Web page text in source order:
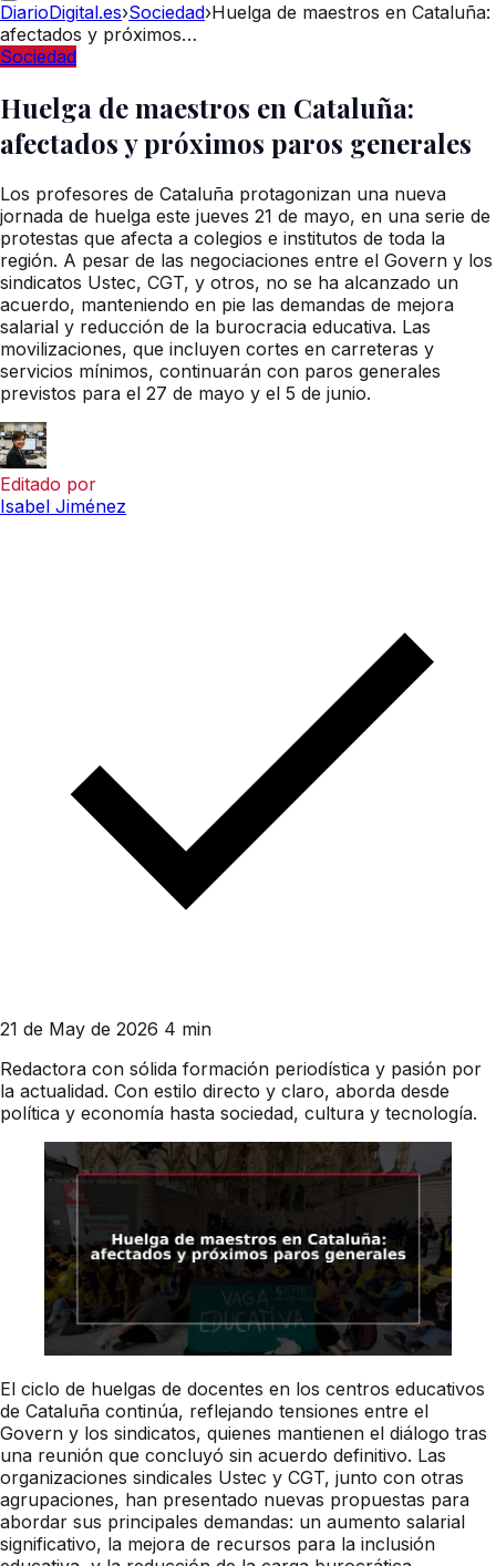
DiarioDigital.es›Sociedad›Huelga de maestros en Cataluña:
afectados y próximos…
Sociedad
Huelga de maestros en Cataluña:
afectados y próximos paros generales
Los profesores de Cataluña protagonizan una nueva
jornada de huelga este jueves 21 de mayo, en una serie de
protestas que afecta a colegios e institutos de toda la
región. A pesar de las negociaciones entre el Govern y los
sindicatos Ustec, CGT, y otros, no se ha alcanzado un
acuerdo, manteniendo en pie las demandas de mejora
salarial y reducción de la burocracia educativa. Las
movilizaciones, que incluyen cortes en carreteras y
servicios mínimos, continuarán con paros generales
previstos para el 27 de mayo y el 5 de junio.
Editado por
Isabel Jiménez
21 de May de 2026 4 min
Redactora con sólida formación periodística y pasión por
la actualidad. Con estilo directo y claro, aborda desde
política y economía hasta sociedad, cultura y tecnología.
El ciclo de huelgas de docentes en los centros educativos
de Cataluña continúa, reflejando tensiones entre el
Govern y los sindicatos, quienes mantienen el diálogo tras
una reunión que concluyó sin acuerdo definitivo. Las
organizaciones sindicales Ustec y CGT, junto con otras
agrupaciones, han presentado nuevas propuestas para
abordar sus principales demandas: un aumento salarial
significativo, la mejora de recursos para la inclusión